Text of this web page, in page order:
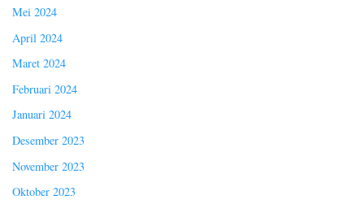
Mei 2024
April 2024
Maret 2024
Februari 2024
Januari 2024
Desember 2023
November 2023
Oktober 2023